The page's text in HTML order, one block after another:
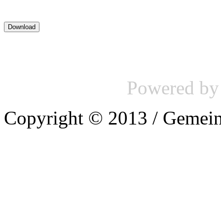
Powered
Copyright © 2013 /